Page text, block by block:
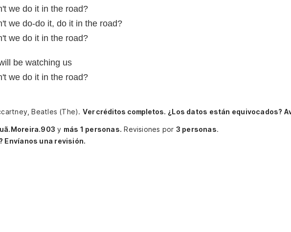
we do it in the road?
we do-do it, do it in the road?
we do it in the road?
be watching us
we do it in the road?
Beatles (The). Ver créditos completos. ¿Los datos están equivocados?
y más 1 personas. Revisiones por 3 personas.
Envíanos una revisión.